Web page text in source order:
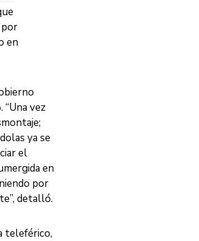
por
en
vez
ya se
el
en
por
detalló.
teleférico,